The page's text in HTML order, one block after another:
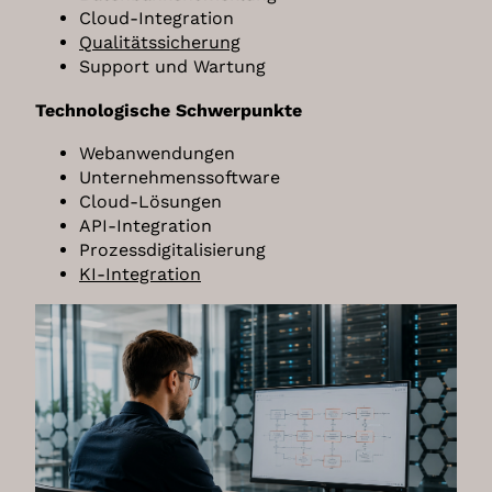
Cloud-Integration
Qualitätssicherung
Support und Wartung
Technologische Schwerpunkte
Webanwendungen
Unternehmenssoftware
Cloud-Lösungen
API-Integration
Prozessdigitalisierung
KI-Integration
https://policies.google.com/technologies/cookies?hl=en
Google Ads
This is an advertising service.
Verarbeitungsunternehmen
Google Ireland Limited
Google Building Gordon House, 4 Barrow Street, Dublin
D04 E5W5, Ireland
Datenverarbeitungszwecke
Diese Liste stellt die Zwecke der Datenerhebung und -
verarbeitung dar. Eine Einwilligung gilt nur für die
angegebenen Zwecke. Die gesammelten Daten können
Zweck verwendet oder gespeichert werden.
Werbung
Genutzte Technologien
Cookies
Pixel-Tags
Erhobene Daten